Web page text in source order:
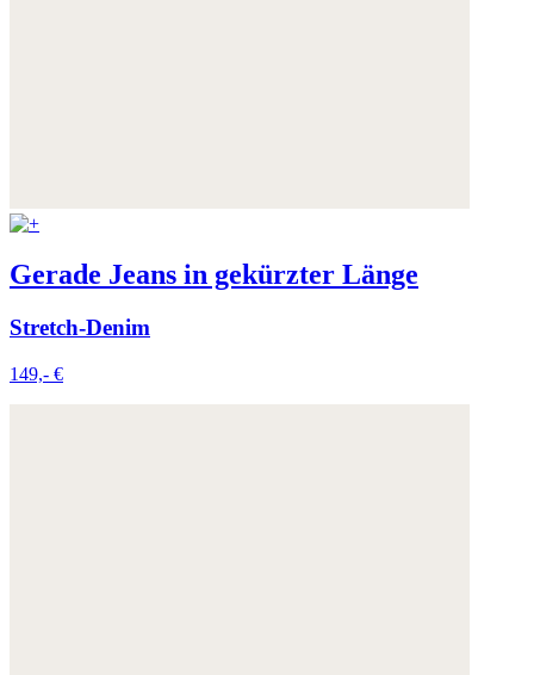
Gerade Jeans in gekürzter Länge
Stretch-Denim
149,- €